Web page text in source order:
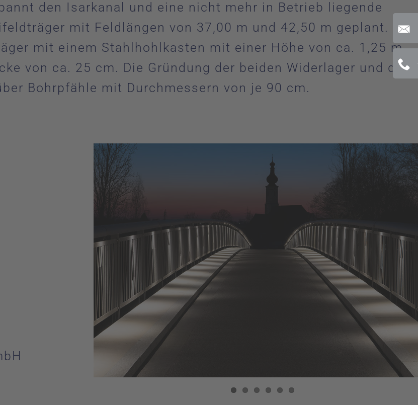
den Isarkanal und eine nicht mehr in Betrieb liegende
mit Feldlängen von 37,00 m und 42,50 m geplant. Der
mit einem Stahlhohlkasten mit einer Höhe von ca. 1,25 m
von ca. 25 cm. Die Gründung der beiden Widerlager und des
Bohrpfähle mit Durchmessern von je 90 cm.